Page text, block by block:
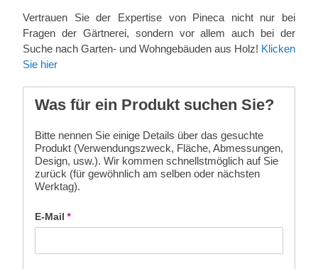
Vertrauen Sie der Expertise von Pineca nicht nur bei
Fragen der Gärtnerei, sondern vor allem auch bei der
Suche nach Garten- und Wohngebäuden aus Holz! Klicken
Sie hier
Was für ein Produkt suchen Sie?
Bitte nennen Sie einige Details über das gesuchte
Produkt (Verwendungszweck, Fläche, Abmessungen,
Design, usw.). Wir kommen schnellstmöglich auf Sie
zurück (für gewöhnlich am selben oder nächsten
Werktag).
E-Mail *